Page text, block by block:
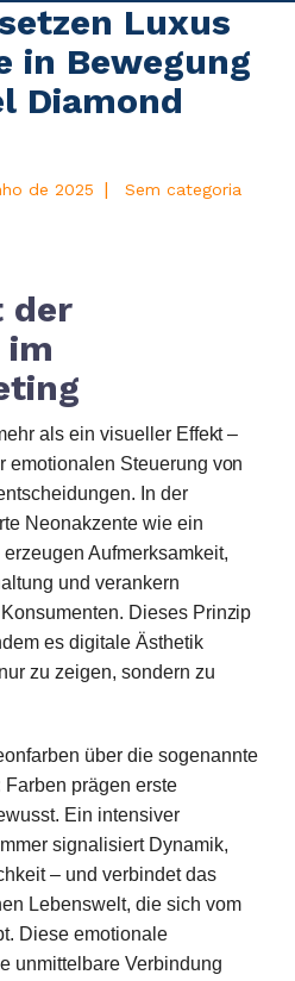
Luxus
in Bewegung
Diamond
de 2025 | Sem categoria
der
im
als ein visueller Effekt –
emotionalen Steuerung von
In der
Neonakzente wie ein
Aufmerksamkeit,
und verankern
Dieses Prinzip
es digitale Ästhetik
zu zeigen, sondern zu
über die sogenannte
prägen erste
Ein intensiver
signalisiert Dynamik,
– und verbindet das
Lebenswelt, die sich vom
Diese emotionale
unmittelbare Verbindung